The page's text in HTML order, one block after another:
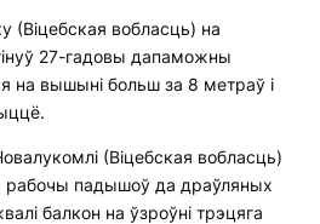
(Віцебская вобласць) на
27-гадовы дапаможны
на вышыні больш за 8 метраў і
(Віцебская вобласць)
падышоў да драўляных
балкон на ўзроўні трэцяга